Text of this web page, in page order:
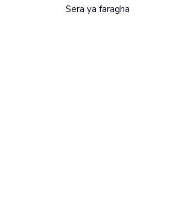
Sera ya faragha